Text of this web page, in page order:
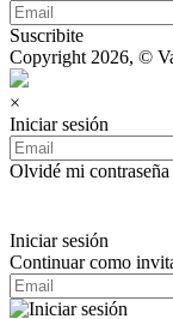
Suscribite
Copyright 2026, ©
×
Iniciar sesión
Olvidé mi contraseña
Iniciar sesión
Continuar como